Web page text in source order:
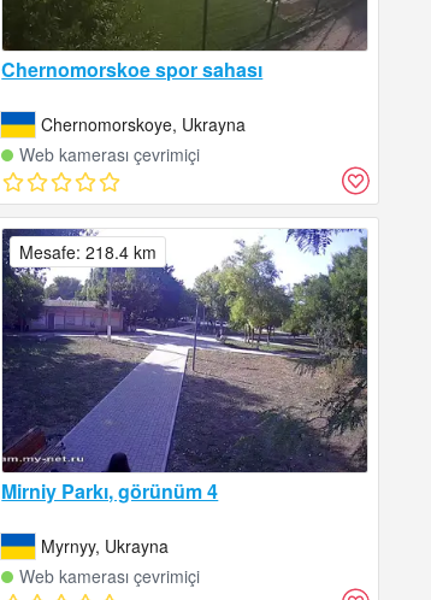
Chernomorskoe spor sahası
Chernomorskoye, Ukrayna
Web kamerası çevrimiçi
Mirniy Parkı, görünüm 4
Myrnyy, Ukrayna
Web kamerası çevrimiçi
Mesafe: 218.4 km